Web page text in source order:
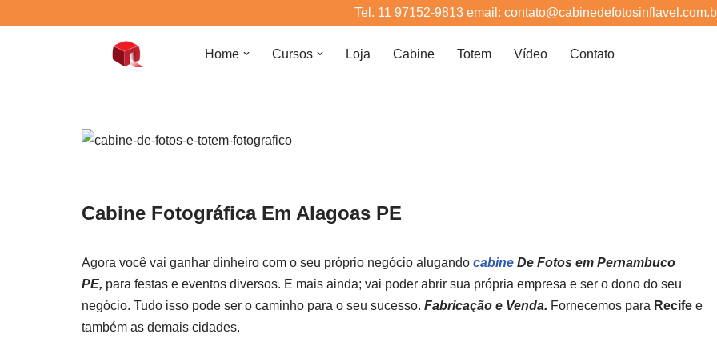
Tel. 11 97152-9813 email:
Home Cursos Loja Cabine Totem Vídeo Contato
Cabine Fotográfica Em Alagoas PE
Agora você vai ganhar dinheiro com o seu próprio negócio alugando cabine De Fotos em Pernambuco
PE, para festas e eventos diversos. E mais ainda; vai poder abrir sua própria empresa e ser o dono do seu
negócio. Tudo isso pode ser o caminho para o seu sucesso. Fabricação e Venda. Fornecemos para Recifee
também as demais cidades.